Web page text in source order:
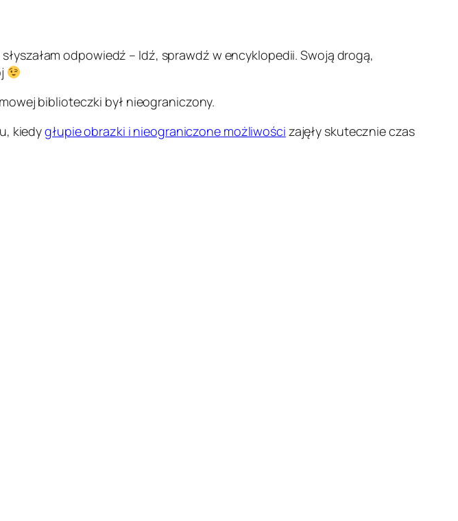
odpowiedź – Idź, sprawdź w encyklopedii. Swoją drogą,
biblioteczki był nieograniczony.
kiedygłupie obrazki i nieograniczone możliwości zajęły skutecznie czas